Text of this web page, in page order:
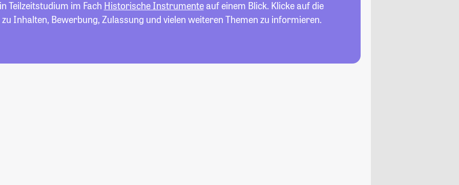
Teilzeitstudium im Fach Historische Instrumenteauf einem Blick. Klicke auf die
Inhalten, Bewerbung, Zulassung und vielen weiteren Themen zu informieren.